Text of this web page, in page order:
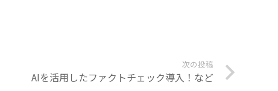
次の投稿
AIを活用したファクトチェック導入！など